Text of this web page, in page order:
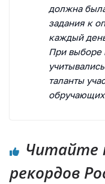
должна
задания к
каждый
При выборе
таланты
Читайте
рекордов